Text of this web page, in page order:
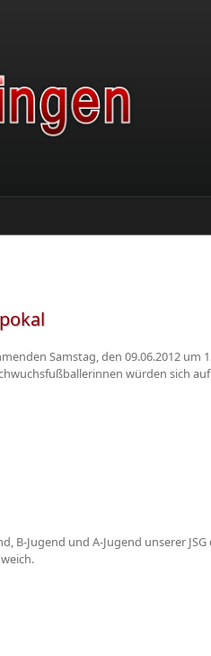
Samstag, den 09.06.2012 um
würden sich
Jugend und A-Jugend unserer